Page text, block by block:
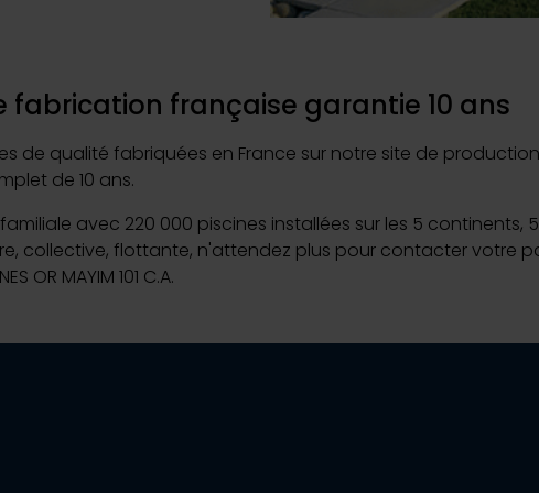
fabrication française garantie 10 ans
de qualité fabriquées en France sur notre site de
de 10 ans.
avec 220 000 piscines installées sur les 5
flottante, n'attendez plus pour contacter votre
OR MAYIM 101 C.A.